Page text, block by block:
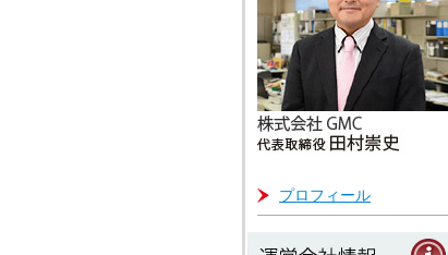
プロフィール